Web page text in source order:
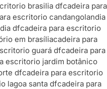
brasilia dfcadeira para
escritorio candangolandia
dfcadeira para escritorio
em brasíliacadeira para
guará dfcadeira para
escritorio jardim botânico
dfcadeira para escritorio
lagoa santa dfcadeira para